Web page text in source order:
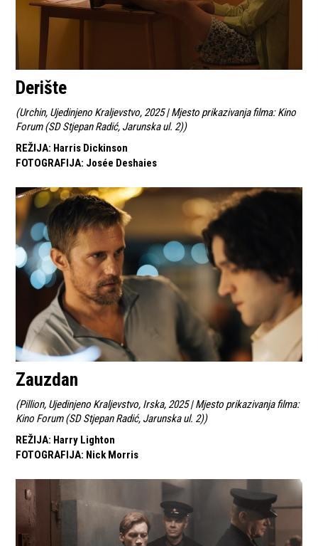
Derište
(Urchin, Ujedinjeno Kraljevstvo, 2025 | Mjesto prikazivanja filma: Kino
Forum (SD Stjepan Radić, Jarunska ul. 2))
REŽIJA: Harris Dickinson
FOTOGRAFIJA: Josée Deshaies
Zauzdan
(Pillion, Ujedinjeno Kraljevstvo, Irska, 2025 | Mjesto prikazivanja filma:
Kino Forum (SD Stjepan Radić, Jarunska ul. 2))
REŽIJA: Harry Lighton
FOTOGRAFIJA: Nick Morris